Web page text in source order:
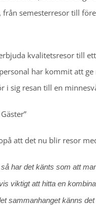
semesterresor till
kvalitetsresor till
har kommit att ge
i sig resan till en
att det nu blir resor
har det känts som att
viktigt att hitta en
sammanhanget känns